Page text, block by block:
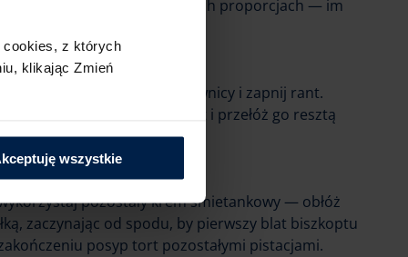
cookies,​ z których
klikając Zmień
wszystkie
(tu w zmiennych proporcjach — im
biszkopt umieść w tortownicy i zapnij rant.
Połóż na to kolejny blat i przełóż go resztą
umieść ostatni blat;
pozostały krem śmietankowy — obłóż
zaczynając od spodu, by pierwszy blat biszkoptu
posyp tort pozostałymi pistacjami.